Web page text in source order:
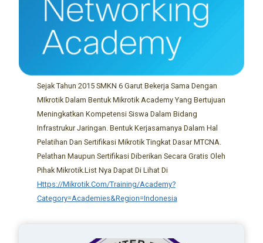
Sejak Tahun 2015 SMKN 6 Garut Bekerja Sama Dengan
MIkrotik Dalam Bentuk Mikrotik Academy Yang Bertujuan
Meningkatkan Kompetensi Siswa Dalam Bidang
Infrastrukur Jaringan. Bentuk Kerjasamanya Dalam Hal
Pelatihan Dan Sertifikasi Mikrotik Tingkat Dasar MTCNA.
Pelathan Maupun Sertifikasi Diberikan Secara Gratis Oleh
Pihak Mikrotik.List Nya Dapat Di Lihat Di
Https://mikrotik.com/training/academy?
Category=academies&region=Indonesia